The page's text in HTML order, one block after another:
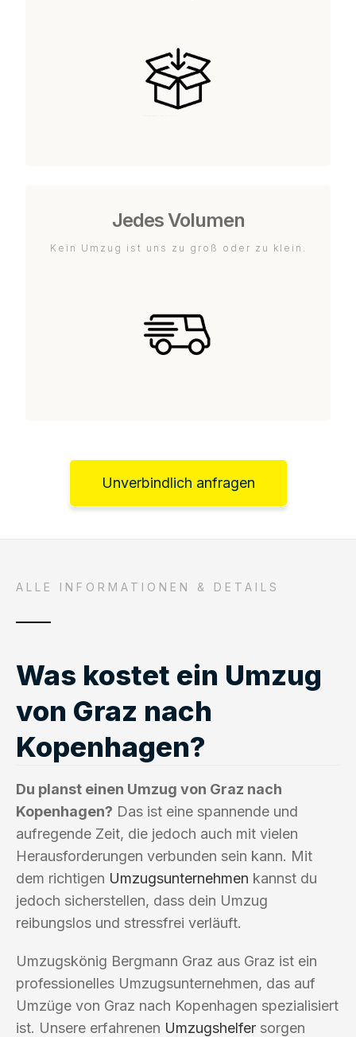
Jedes Volumen
Kein Umzug ist uns zu groß oder zu klein.
Unverbindlich anfragen
ALLE INFORMATIONEN & DETAILS
Was kostet ein Umzug
von Graz nach
Kopenhagen?
Du planst einen Umzug von Graz nach
Kopenhagen? Das ist eine spannende und
aufregende Zeit, die jedoch auch mit vielen
Herausforderungen verbunden sein kann. Mit
dem richtigen Umzugsunternehmen kannst du
jedoch sicherstellen, dass dein Umzug
reibungslos und stressfrei verläuft.
Umzugskönig Bergmann Graz aus Graz ist ein
professionelles Umzugsunternehmen, das auf
Umzüge von Graz nach Kopenhagen spezialisiert
ist. Unsere erfahrenen Umzugshelfer sorgen